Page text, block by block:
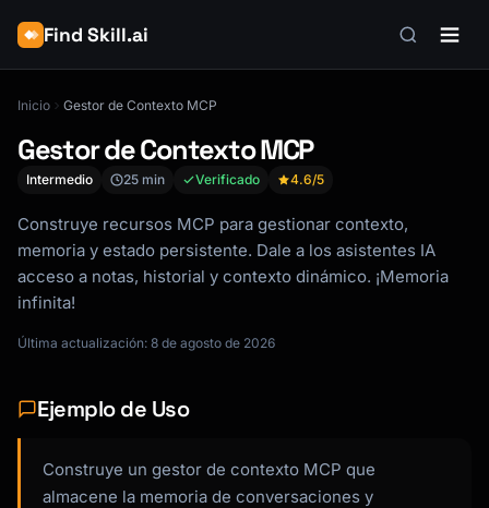
Find Skill.ai
Inicio Gestor de Contexto MCP
Gestor de Contexto MCP
Intermedio 25 min Verificado 4.6/5
Construye recursos MCP para gestionar contexto,
memoria y estado persistente. Dale a los asistentes IA
acceso a notas, historial y contexto dinámico. ¡Memoria
infinita!
Última actualización: 8 de agosto de 2026
Ejemplo de Uso
Construye un gestor de contexto MCP que
almacene la memoria de conversaciones y